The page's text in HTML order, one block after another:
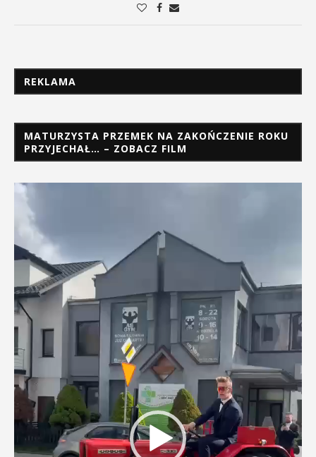
REKLAMA
MATURZYSTA PRZEMEK NA ZAKOŃCZENIE ROKU
PRZYJECHAŁ… – ZOBACZ FILM
Odtwarzacz